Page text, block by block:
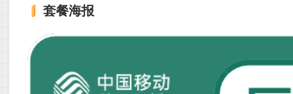
套餐海报